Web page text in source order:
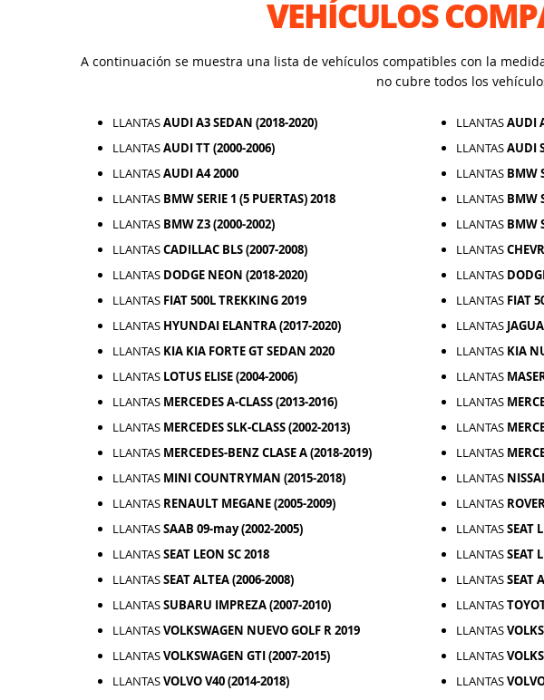
VEHÍCULOS
A continuación se muestra una lista de vehículos compatibles con la
no cubre todos los
LLANTASAUDI A3 SEDAN (2018-2020) LLANTASAUDI
LLANTASAUDI TT (2000-2006) LLANTASAUDI
LLANTASAUDI A4 2000 LLANTAS BMW
LLANTAS BMW SERIE 1 (5 PUERTAS) 2018 LLANTAS BMW
LLANTAS BMW Z3 (2000-2002) LLANTAS BMW
LLANTASCADILLAC BLS (2007-2008) LLANTAS
LLANTAS DODGE NEON (2018-2020) LLANTAS
LLANTAS FIAT 500L TREKKING 2019 LLANTAS FIAT
LLANTAS HYUNDAI ELANTRA (2017-2020) LLANTAS
LLANTAS KIA KIA FORTE GT SEDAN 2020 LLANTAS KIA
LLANTAS LOTUS ELISE (2004-2006) LLANTAS
LLANTAS MERCEDES A-CLASS (2013-2016) LLANTAS
LLANTAS MERCEDES SLK-CLASS (2002-2013) LLANTAS
LLANTAS MERCEDES-BENZ CLASE A (2018-2019) LLANTAS
LLANTAS MINI COUNTRYMAN (2015-2018) LLANTAS
LLANTAS RENAULT MEGANE (2005-2009) LLANTAS
LLANTASSAAB 09-may (2002-2005) LLANTASSEAT
LLANTASSEAT LEON SC 2018 LLANTASSEAT
LLANTASSEAT ALTEA (2006-2008) LLANTASSEAT
LLANTASSUBARU IMPREZA (2007-2010) LLANTAS
LLANTASVOLKSWAGEN NUEVO GOLF R 2019 LLANTAS
LLANTASVOLKSWAGEN GTI (2007-2015) LLANTAS
LLANTASVOLVO V40 (2014-2018) LLANTAS